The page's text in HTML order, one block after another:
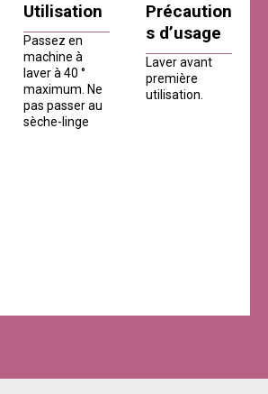
Utilisation
Passez en
machine à
laver à 40 °
maximum. Ne
pas passer au
sèche-linge
Précaution
s d’usage
Laver avant
première
utilisation.